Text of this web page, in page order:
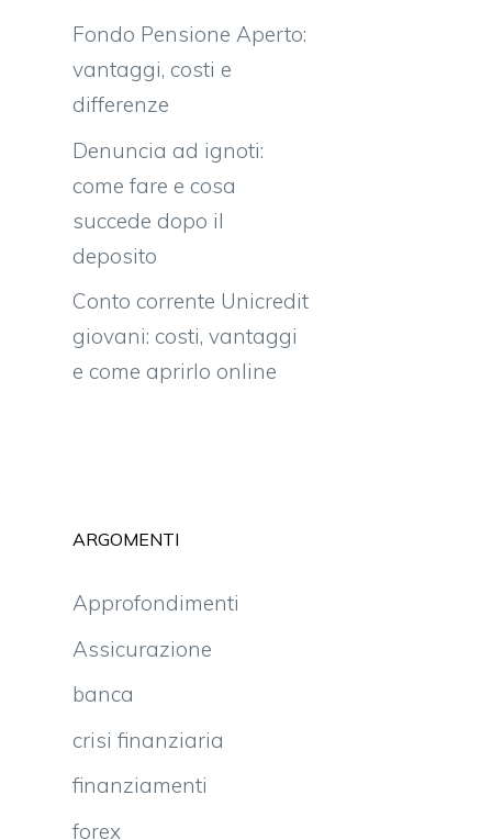
Fondo Pensione Aperto:
vantaggi, costi e
differenze
Denuncia ad ignoti:
come fare e cosa
succede dopo il
deposito
Conto corrente Unicredit
giovani: costi, vantaggi
e come aprirlo online
ARGOMENTI
Approfondimenti
Assicurazione
banca
crisi finanziaria
finanziamenti
forex